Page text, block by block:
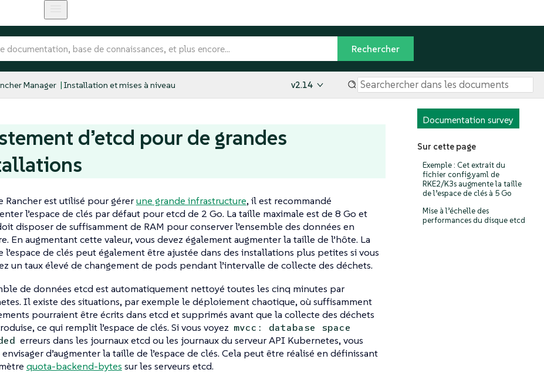
Manager Installation et mises à niveau v2.14
Documentation survey
Sur cette page
Exemple : Cet extrait du
fichier config.yaml de
RKE2/K3s augmente la taille
de l’espace de clés à 5 Go
Mise à l’échelle des
performances du disque etcd
d’etcd pour de grandes
Rancher est utilisé pour gérerune grande infrastructure, il est recommandé
l’espace de clés par défaut pour etcd de 2 Go. La taille maximale est de 8 Go et
disposer de suffisamment de RAM pour conserver l’ensemble des données en
En augmentant cette valeur, vous devez également augmenter la taille de l’hôte. La
l’espace de clés peut également être ajustée dans des installations plus petites si vous
un taux élevé de changement de pods pendant l’intervalle de collecte des déchets.
de données etcd est automatiquement nettoyé toutes les cinq minutes par
Il existe des situations, par exemple le déploiement chaotique, où suffisamment
pourraient être écrits dans etcd et supprimés avant que la collecte des déchets
ce qui remplit l’espace de clés. Si vous voyez mvcc: database space
erreurs dans les journaux etcd ou les journaux du serveur API Kubernetes, vous
d’augmenter la taille de l’espace de clés. Cela peut être réalisé en définissant
quota-backend-bytes sur les serveurs etcd.